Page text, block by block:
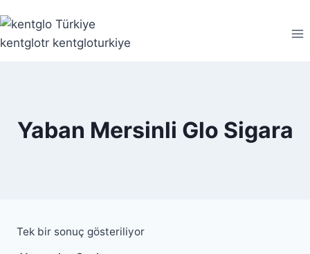
Yaban Mersinli Glo Sigara
Tek bir sonuç gösteriliyor